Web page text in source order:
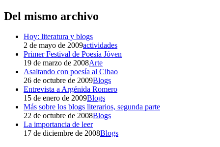
Del mismo archivo
Hoy: literatura y blogs
2 de mayo de 2009actividades
Primer Festival de Poesía Jóven
19 de marzo de 2008Arte
Asaltando con poesía al Cibao
26 de octubre de 2009Blogs
Entrevista a Argénida Romero
15 de enero de 2009Blogs
Más sobre los blogs literarios, segunda parte
22 de octubre de 2008Blogs
La importancia de leer
17 de diciembre de 2008Blogs